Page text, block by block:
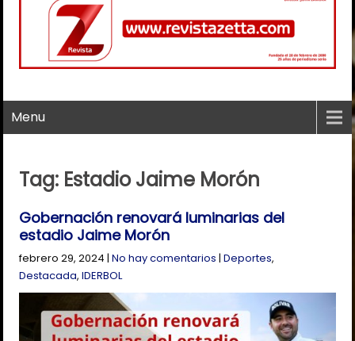
Menu
Tag: Estadio Jaime Morón
Gobernación renovará luminarias del
estadio Jaime Morón
febrero 29, 2024 |No hay comentarios |Deportes,
Destacada,IDERBOL